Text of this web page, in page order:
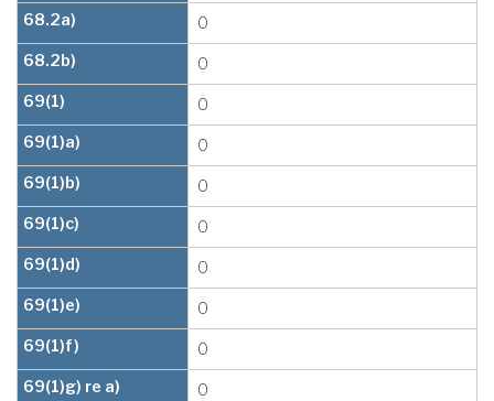
68.2a)
0
68.2b)
0
69(1)
0
69(1)a)
0
69(1)b)
0
69(1)c)
0
69(1)d)
0
69(1)e)
0
69(1)f)
0
69(1)g) re a)
0